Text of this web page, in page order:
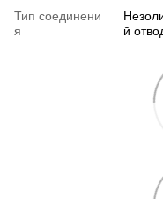
Тип соединени
я
й